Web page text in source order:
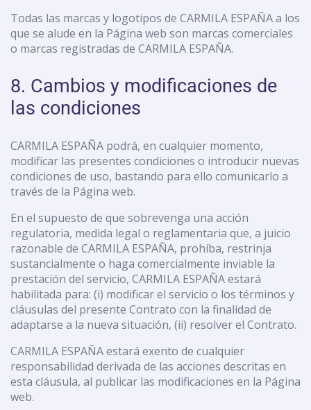
Todas las marcas y logotipos de CARMILA ESPAÑA a los
que se alude en la Página web son marcas comerciales
o marcas registradas de CARMILA ESPAÑA.
8. Cambios y modificaciones de
las condiciones
CARMILA ESPAÑA podrá, en cualquier momento,
modificar las presentes condiciones o introducir nuevas
condiciones de uso, bastando para ello comunicarlo a
través de la Página web.
En el supuesto de que sobrevenga una acción
regulatoria, medida legal o reglamentaria que, a juicio
razonable de CARMILA ESPAÑA, prohíba, restrinja
sustancialmente o haga comercialmente inviable la
prestación del servicio, CARMILA ESPAÑA estará
habilitada para: (i) modificar el servicio o los términos y
cláusulas del presente Contrato con la finalidad de
adaptarse a la nueva situación, (ii) resolver el Contrato.
CARMILA ESPAÑA estará exento de cualquier
responsabilidad derivada de las acciones descritas en
esta cláusula, al publicar las modificaciones en la Página
web.